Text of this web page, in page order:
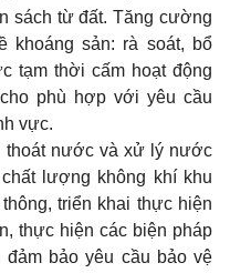
sách từ đất. Tăng cường
khoáng sản: rà soát, bổ
tạm thời cấm hoạt động
phù hợp với yêu cầu
vực.
thoát nước và xử lý nước
lượng không khí khu
triển khai thực hiện
thực hiện các biện pháp
bảo yêu cầu bảo vệ